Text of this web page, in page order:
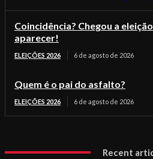
Coincidência? Chegou a
aparecer!
ELEIÇÕES 2026 6 de agosto de 2026
Quem é o pai do asfalto?
ELEIÇÕES 2026 6 de agosto de 2026
Recent